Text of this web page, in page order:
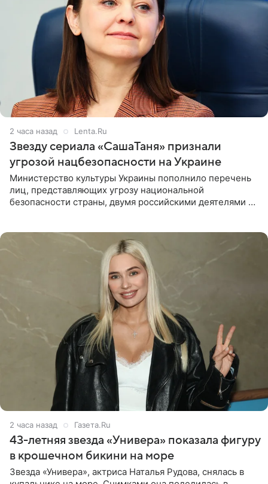
2 часа назад Lenta.Ru
Звезду сериала «СашаТаня» признали
угрозой нацбезопасности на Украине
Министерство культуры Украины пополнило перечень
лиц, представляющих угрозу национальной
безопасности страны, двумя российскими деятелями —
2 часа назад Газета.Ru
43-летняя звезда «Универа» показала фигуру
в крошечном бикини на море
Звезда «Универа», актриса Наталья Рудова, снялась в